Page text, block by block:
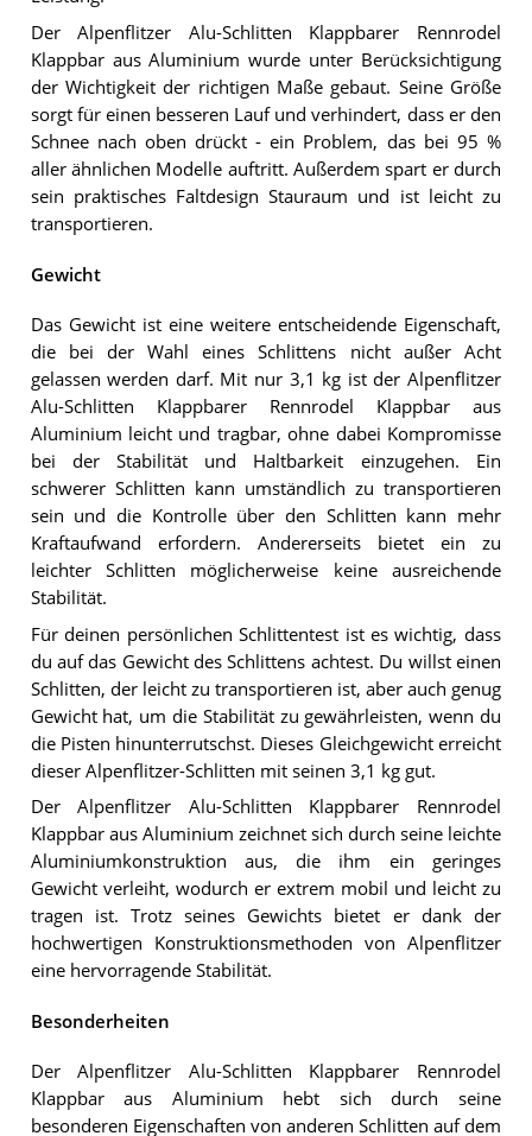
Der Alpenflitzer Alu-Schlitten Klappbarer Rennrodel
Klappbar aus Aluminium wurde unter Berücksichtigung
der Wichtigkeit der richtigen Maße gebaut. Seine Größe
sorgt für einen besseren Lauf und verhindert, dass er den
Schnee nach oben drückt - ein Problem, das bei 95 %
aller ähnlichen Modelle auftritt. Außerdem spart er durch
sein praktisches Faltdesign Stauraum und ist leicht zu
transportieren.
Gewicht
Das Gewicht ist eine weitere entscheidende Eigenschaft,
die bei der Wahl eines Schlittens nicht außer Acht
gelassen werden darf. Mit nur 3,1 kg ist der Alpenflitzer
Alu-Schlitten Klappbarer Rennrodel Klappbar aus
Aluminium leicht und tragbar, ohne dabei Kompromisse
bei der Stabilität und Haltbarkeit einzugehen. Ein
schwerer Schlitten kann umständlich zu transportieren
sein und die Kontrolle über den Schlitten kann mehr
Kraftaufwand erfordern. Andererseits bietet ein zu
leichter Schlitten möglicherweise keine ausreichende
Stabilität.
Für deinen persönlichen Schlittentest ist es wichtig, dass
du auf das Gewicht des Schlittens achtest. Du willst einen
Schlitten, der leicht zu transportieren ist, aber auch genug
Gewicht hat, um die Stabilität zu gewährleisten, wenn du
die Pisten hinunterrutschst. Dieses Gleichgewicht erreicht
dieser Alpenflitzer-Schlitten mit seinen 3,1 kg gut.
Der Alpenflitzer Alu-Schlitten Klappbarer Rennrodel
Klappbar aus Aluminium zeichnet sich durch seine leichte
Aluminiumkonstruktion aus, die ihm ein geringes
Gewicht verleiht, wodurch er extrem mobil und leicht zu
tragen ist. Trotz seines Gewichts bietet er dank der
hochwertigen Konstruktionsmethoden von Alpenflitzer
eine hervorragende Stabilität.
Besonderheiten
Der Alpenflitzer Alu-Schlitten Klappbarer Rennrodel
Klappbar aus Aluminium hebt sich durch seine
besonderen Eigenschaften von anderen Schlitten auf dem